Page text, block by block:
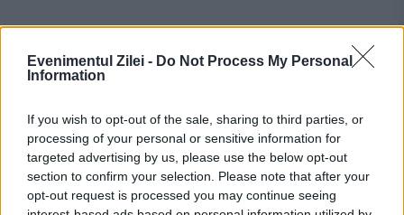
Evenimentul Zilei - Do Not Process My Personal
Information
If you wish to opt-out of the sale, sharing to third parties, or
processing of your personal or sensitive information for
targeted advertising by us, please use the below opt-out
section to confirm your selection. Please note that after your
opt-out request is processed you may continue seeing
Recomandările noastre